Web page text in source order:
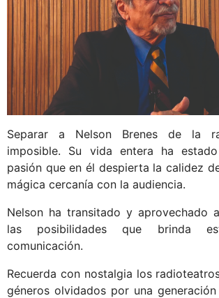
Separar a Nelson Brenes de la
imposible. Su vida entera ha
pasión que en él despierta la calidez
mágica cercanía con la audiencia.
Nelson ha transitado y aprovechado
las posibilidades que brinda
comunicación.
Recuerda con nostalgia los
géneros olvidados por una